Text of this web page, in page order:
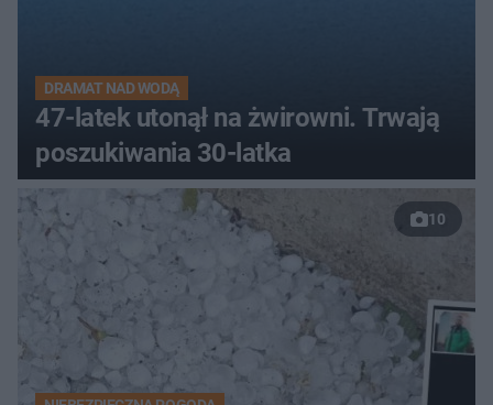
DRAMAT NAD WODĄ
47-latek utonął na żwirowni. Trwają
poszukiwania 30-latka
10